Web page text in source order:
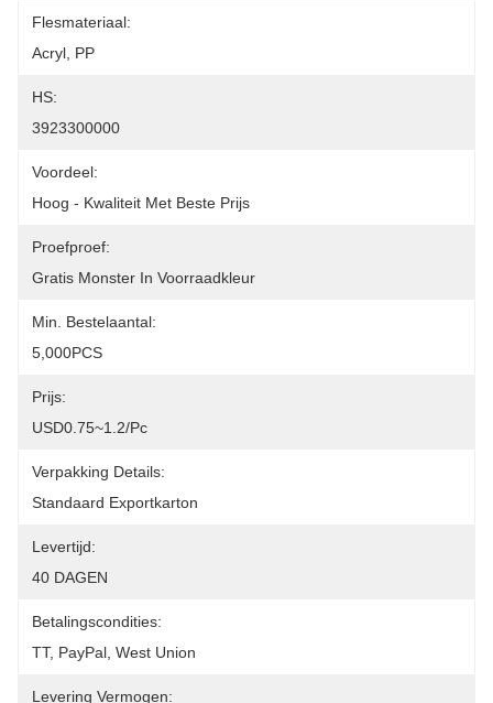
Flesmateriaal:
Acryl, PP
HS:
3923300000
Voordeel:
Hoog - Kwaliteit Met Beste Prijs
Proefproef:
Gratis Monster In Voorraadkleur
Min. Bestelaantal:
5,000PCS
Prijs:
USD0.75~1.2/pc
Verpakking Details:
Standaard Exportkarton
Levertijd:
40 DAGEN
Betalingscondities:
TT, PayPal, West Union
Levering Vermogen: